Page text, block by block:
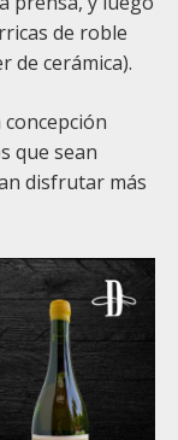
de roble
de cerámica).
que sean
disfrutar más